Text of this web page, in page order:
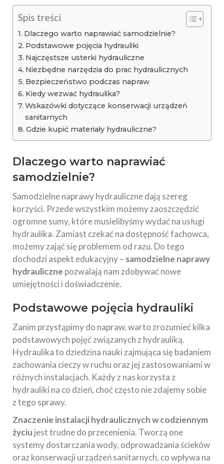
Spis treści
Dlaczego warto naprawiać samodzielnie?
Podstawowe pojęcia hydrauliki
Najczęstsze usterki hydrauliczne
Niezbędne narzędzia do prac hydraulicznych
Bezpieczeństwo podczas napraw
Kiedy wezwać hydraulika?
Wskazówki dotyczące konserwacji urządzeń
sanitarnych
Gdzie kupić materiały hydrauliczne?
Dlaczego warto naprawiać
samodzielnie?
Samodzielne naprawy hydrauliczne dają szereg
korzyści. Przede wszystkim możemy zaoszczędzić
ogromne sumy, które musielibyśmy wydać na usługi
hydraulika. Zamiast czekać na dostępność fachowca,
możemy zająć się problemem od razu. Do tego
dochodzi aspekt edukacyjny – samodzielne naprawy
hydrauliczne pozwalają nam zdobywać nowe
umiejętności i doświadczenie.
Podstawowe pojęcia hydrauliki
Zanim przystąpimy do napraw, warto zrozumieć kilka
podstawowych pojęć związanych z hydrauliką.
Hydraulika to dziedzina nauki zajmująca się badaniem
zachowania cieczy w ruchu oraz jej zastosowaniami w
różnych instalacjach. Każdy z nas korzysta z
hydrauliki na co dzień, choć często nie zdajemy sobie
z tego sprawy.
Znaczenie instalacji hydraulicznych w codziennym
życiu jest trudne do przecenienia. Tworzą one
systemy dostarczania wody, odprowadzania ścieków
oraz konserwacji urządzeń sanitarnych, co wpływa na